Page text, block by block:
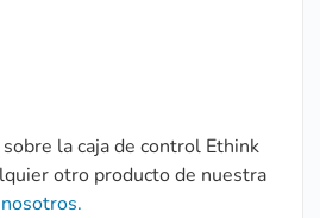
la caja de control Ethink
otro producto de nuestra
nosotros.